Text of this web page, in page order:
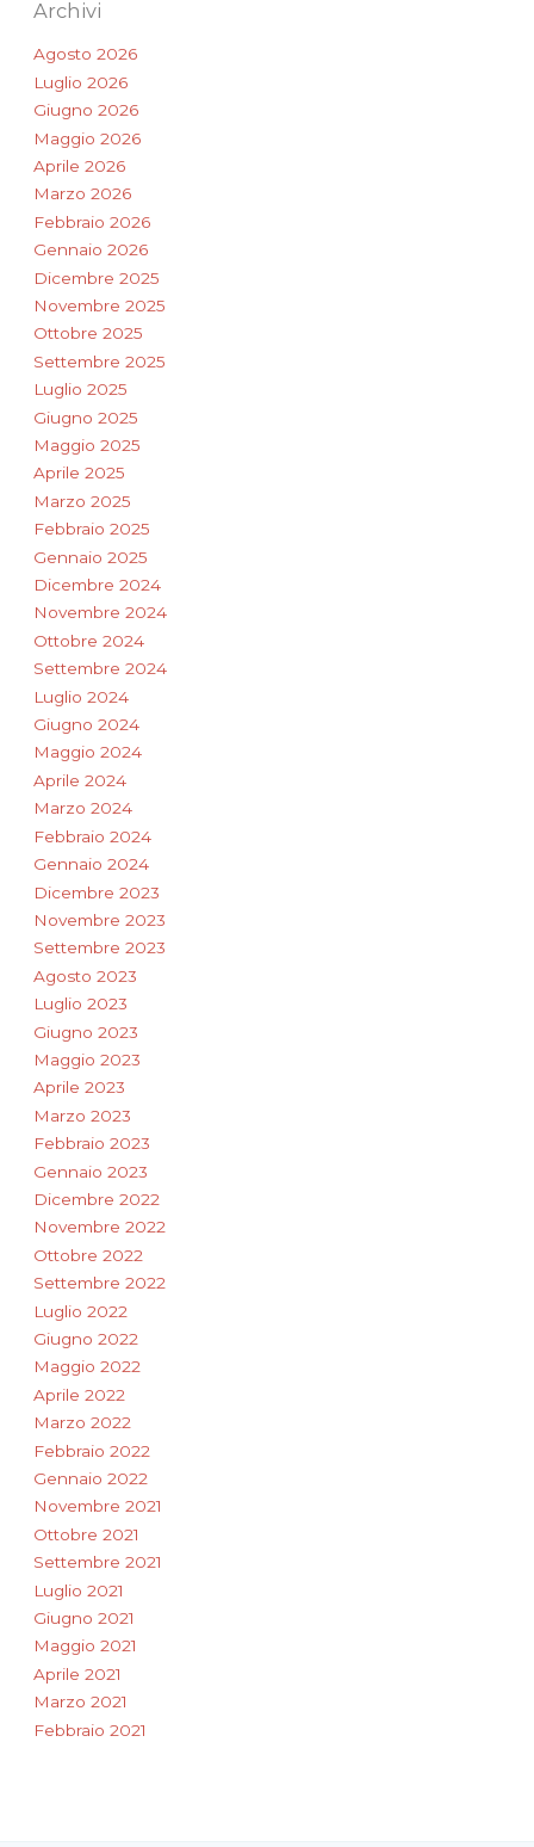
Archivi
Agosto 2026
Luglio 2026
Giugno 2026
Maggio 2026
Aprile 2026
Marzo 2026
Febbraio 2026
Gennaio 2026
Dicembre 2025
Novembre 2025
Ottobre 2025
Settembre 2025
Luglio 2025
Giugno 2025
Maggio 2025
Aprile 2025
Marzo 2025
Febbraio 2025
Gennaio 2025
Dicembre 2024
Novembre 2024
Ottobre 2024
Settembre 2024
Luglio 2024
Giugno 2024
Maggio 2024
Aprile 2024
Marzo 2024
Febbraio 2024
Gennaio 2024
Dicembre 2023
Novembre 2023
Settembre 2023
Agosto 2023
Luglio 2023
Giugno 2023
Maggio 2023
Aprile 2023
Marzo 2023
Febbraio 2023
Gennaio 2023
Dicembre 2022
Novembre 2022
Ottobre 2022
Settembre 2022
Luglio 2022
Giugno 2022
Maggio 2022
Aprile 2022
Marzo 2022
Febbraio 2022
Gennaio 2022
Novembre 2021
Ottobre 2021
Settembre 2021
Luglio 2021
Giugno 2021
Maggio 2021
Aprile 2021
Marzo 2021
Febbraio 2021